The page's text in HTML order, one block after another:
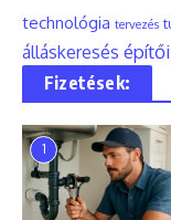
technológia tervezés
álláskeresés
Fizetések:
1